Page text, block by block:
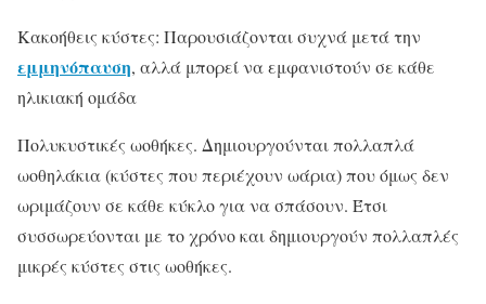
Κακοήθεις κύστες: Παρουσιάζονται συχνά μετά την
εμμηνόπαυση, αλλά μπορεί να εμφανιστούν σε κάθε
ηλικιακή ομάδα
Πολυκυστικές ωοθήκες. Δημιουργούνται πολλαπλά
ωοθηλάκια (κύστες που περιέχουν ωάρια) που όμως δεν
ωριμάζουν σε κάθε κύκλο για να σπάσουν. Έτσι
συσσωρεύονται με το χρόνο και δημιουργούν πολλαπλές
μικρές κύστες στις ωοθήκες.